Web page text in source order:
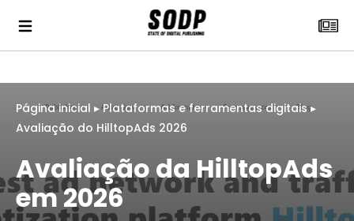
Página inicial ▸Plataformas e ferramentas digitais▸
Avaliação do HilltopAds 2026
Avaliação da HilltopAds
em 2026